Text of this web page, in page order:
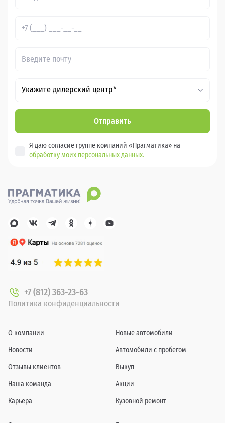
Укажите дилерский центр*
Отправить
Я даю согласие группе компаний «Прагматика» на
обработку моих персональных данных.
+7 (812) 363-23-63
Политика конфиденциальности
О компании
Новости
Отзывы клиентов
Наша команда
Карьера
Новые автомобили
Автомобили с пробегом
Выкуп
Акции
Кузовной ремонт